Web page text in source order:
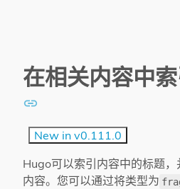
在相关内容中
New in v0.111.0
Hugo可以索引内容中的标题
内容。您可以通过将类型为